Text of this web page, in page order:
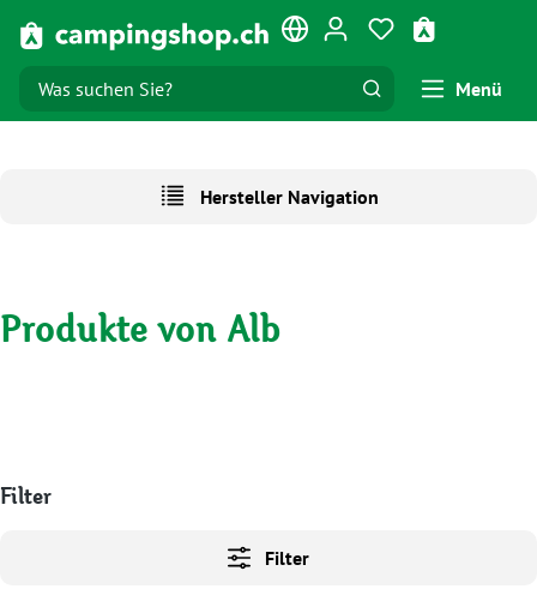
Zum Hauptinhalt springen Du hast 0
Menü
Hersteller Navigation
Produkte von Alb
Filter
Filter